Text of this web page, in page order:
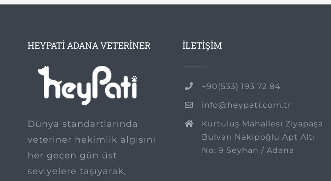
HEYPATI ADANA VETERINER
Dünya standartlarında
veteriner hekimlik algısını
her geçen gün üst
seviyelere taşıyarak,
İLETİŞİM
+90(533) 193 72 84
info@heypati.com.tr
Kurtuluş Mahallesi Ziyapaşa
Bulvarı Nakipoğlu Apt Altı
No: 9 Seyhan / Adana